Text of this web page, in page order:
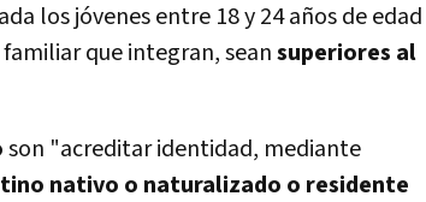
los jóvenes entre 18 y 24 años de edad
que integran, seansuperiores al
son "acreditar identidad, mediante
nativo o naturalizado o residente